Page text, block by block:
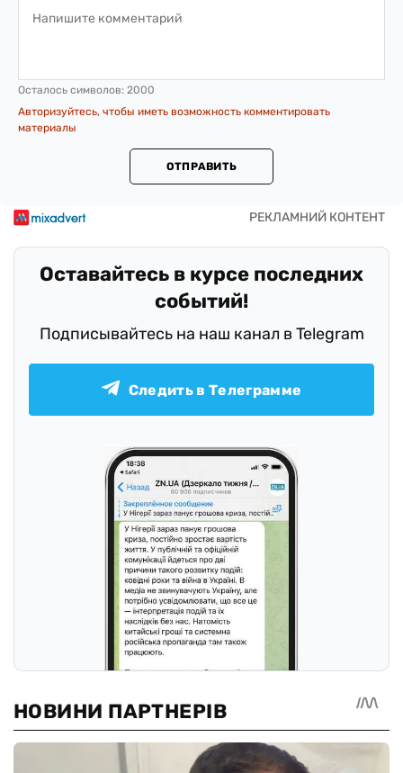
Осталось символов: 2000
Авторизуйтесь, чтобы иметь возможность комментировать
материалы
ОТПРАВИТЬ
Оставайтесь в курсе последних
событий!
Подписывайтесь на наш канал в Telegram
Следить в Телеграмме